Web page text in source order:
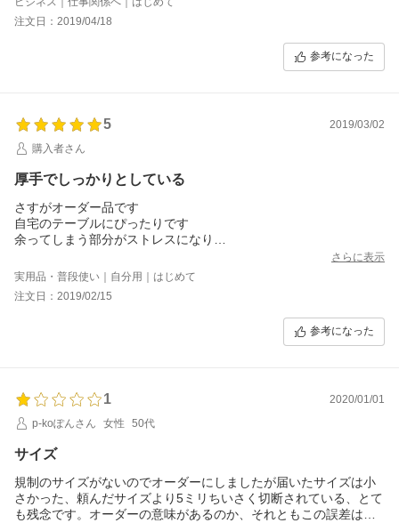
注文日：2019/04/18
参考になった
5
2019/03/02
購入者さん
厚手でしっかりとしている
さすがオーダー品です
自宅のテーブルにぴったりです
余ってしまう部分がストレスになり
大正解でした
さらに表示
実用品・普段使い｜自分用｜はじめて
注文日：2019/02/15
参考になった
1
2020/01/01
p-koぽんさん
女性 50代
サイズ
規制のサイズがないのでオーダーにしましたが届いたサイズは小
さかった、頼んだサイズより5ミリちいさく切断されている、とて
も残念です。オーダーの意味があるのか、それともこの誤差は仕